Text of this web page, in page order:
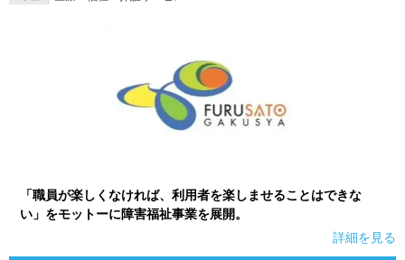
「職員が楽しくなければ、利用者を楽しませることはできな
い」をモットーに障害福祉事業を展開。
詳細を見る